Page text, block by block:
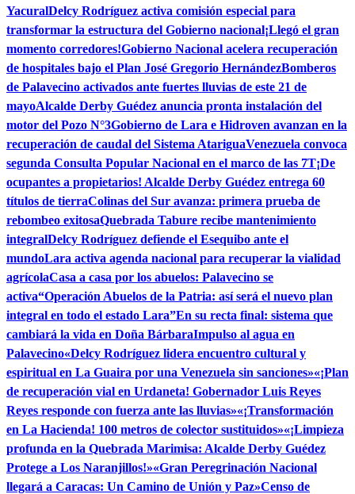
YacuralDelcy Rodríguez activa comisión especial para
transformar la estructura del Gobierno nacional¡Llegó el gran
momento corredores!Gobierno Nacional acelera recuperación
de hospitales bajo el Plan José Gregorio HernándezBomberos
de Palavecino activados ante fuertes lluvias de este 21 de
mayoAlcalde Derby Guédez anuncia pronta instalación del
motor del Pozo N°3Gobierno de Lara e Hidroven avanzan en la
recuperación de caudal del Sistema AtariguaVenezuela convoca
segunda Consulta Popular Nacional en el marco de las 7T¡De
ocupantes a propietarios! Alcalde Derby Guédez entrega 60
títulos de tierraColinas del Sur avanza: primera prueba de
rebombeo exitosaQuebrada Tabure recibe mantenimiento
integralDelcy Rodríguez defiende el Esequibo ante el
mundoLara activa agenda nacional para recuperar la vialidad
agrícolaCasa a casa por los abuelos: Palavecino se
activa“Operación Abuelos de la Patria: así será el nuevo plan
integral en todo el estado Lara”En su recta final: sistema que
cambiará la vida en Doña BárbaraImpulso al agua en
Palavecino«Delcy Rodríguez lidera encuentro cultural y
espiritual en La Guaira por una Venezuela sin sanciones»«¡Plan
de recuperación vial en Urdaneta! Gobernador Luis Reyes
Reyes responde con fuerza ante las lluvias»«¡Transformación
en La Hacienda! 100 metros de colector sustituidos»«¡Limpieza
profunda en la Quebrada Marimisa: Alcalde Derby Guédez
Protege a Los Naranjillos!»«Gran Peregrinación Nacional
llegará a Caracas: Un Camino de Unión y Paz»Censo de